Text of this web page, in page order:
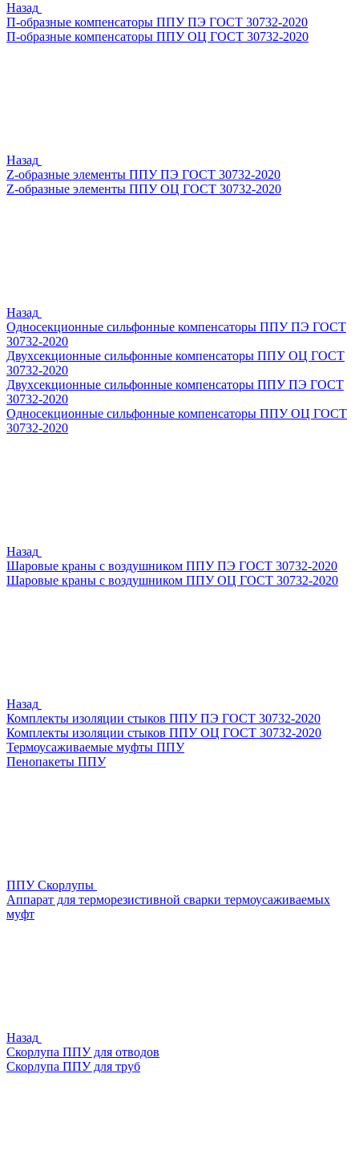
Назад
П-образные компенсаторы ППУ ПЭ ГОСТ 30732-2020
П-образные компенсаторы ППУ ОЦ ГОСТ 30732-2020
Назад
Z-образные элементы ППУ ПЭ ГОСТ 30732-2020
Z-образные элементы ППУ ОЦ ГОСТ 30732-2020
Назад
Односекционные сильфонные компенсаторы ППУ ПЭ ГОСТ
30732-2020
Двухсекционные сильфонные компенсаторы ППУ ОЦ ГОСТ
30732-2020
Двухсекционные сильфонные компенсаторы ППУ ПЭ ГОСТ
30732-2020
Односекционные сильфонные компенсаторы ППУ ОЦ ГОСТ
30732-2020
Назад
Шаровые краны с воздушником ППУ ПЭ ГОСТ 30732-2020
Шаровые краны с воздушником ППУ ОЦ ГОСТ 30732-2020
Назад
Комплекты изоляции стыков ППУ ПЭ ГОСТ 30732-2020
Комплекты изоляции стыков ППУ ОЦ ГОСТ 30732-2020
Термоусаживаемые муфты ППУ
Пенопакеты ППУ
ППУ Скорлупы
Аппарат для терморезистивной сварки термоусаживаемых
муфт
Назад
Скорлупа ППУ для отводов
Скорлупа ППУ для труб